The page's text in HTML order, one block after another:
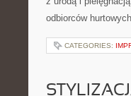
odbiorców
CATEGORIES: